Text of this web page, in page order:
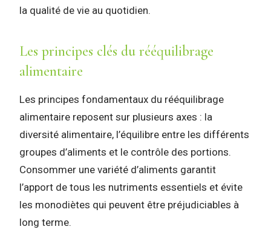
la qualité de vie au quotidien.
Les principes clés du rééquilibrage
alimentaire
Les principes fondamentaux du rééquilibrage
alimentaire reposent sur plusieurs axes : la
diversité alimentaire, l’équilibre entre les différents
groupes d’aliments et le contrôle des portions.
Consommer une variété d’aliments garantit
l’apport de tous les nutriments essentiels et évite
les monodiètes qui peuvent être préjudiciables à
long terme.